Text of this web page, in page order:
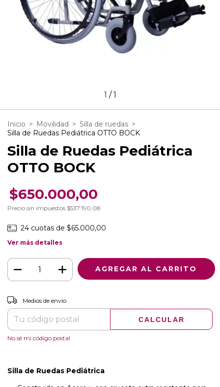
1 /1
Inicio > Movilidad > Silla de ruedas >
Silla de Ruedas Pediátrica OTTO BOCK
Silla de Ruedas Pediátrica
OTTO BOCK
$650.000,00
Precio sin impuestos $537.190,08
24 cuotas de $65.000,00
Ver más detalles
Entregas para el CP:
Medios de envío
CALCULAR
No sé mi código postal
Silla de Ruedas Pediátrica